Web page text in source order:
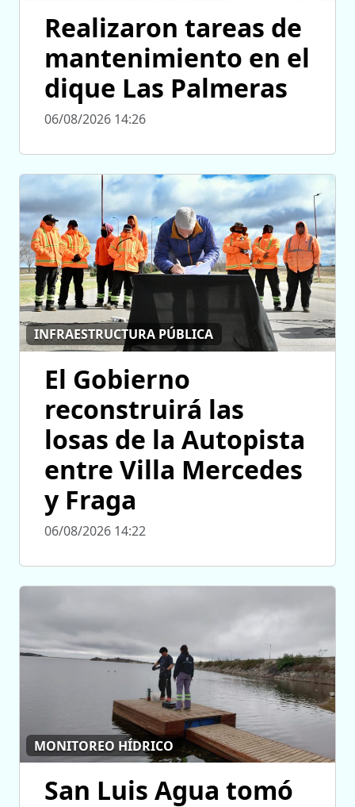
Realizaron tareas de
mantenimiento en el
dique Las Palmeras
06/08/2026 14:26
INFRAESTRUCTURA PÚBLICA
El Gobierno
reconstruirá las
losas de la Autopista
entre Villa Mercedes
y Fraga
06/08/2026 14:22
MONITOREO HÍDRICO
San Luis Agua tomó